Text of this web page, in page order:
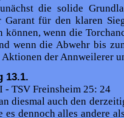
die solide
Garant für den klaren
können, wenn die
wenn die Abwehr bis
der Annweilerer
13.1.
- TSV Freinsheim 25: 24
diesmal auch den
es dennoch alles andere